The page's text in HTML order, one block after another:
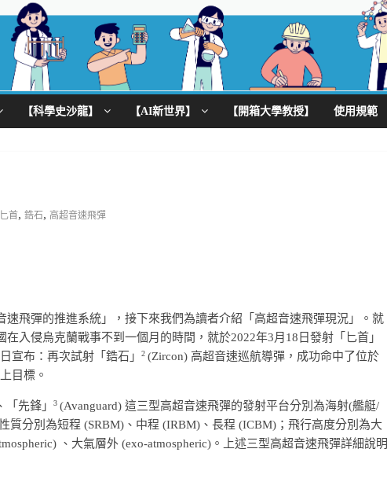
【科學史沙龍】 【AI新世界】 【開箱大學教授】 使用規範
匕首, 鋯石, 高超音速飛彈
飛彈的推進系統」，接下來我們為讀者介紹「高超音速飛彈現況」。就
入侵烏克蘭戰事不到一個月的時間，就於2022年3月18日發射「匕首」
宣布：再次試射「鋯石」 2 (Zircon) 高超音速巡航導彈，成功命中了位於
目標。
先鋒」 3 (Avanguard) 這三型高超音速飛彈的發射平台分別為海射(艦艇/
質分別為短程 (SRBM)、中程 (IRBM)、長程 (ICBM)；飛行高度分別為大
、大氣層外 (exo-atmospheric)。上述三型高超音速飛彈詳細說明